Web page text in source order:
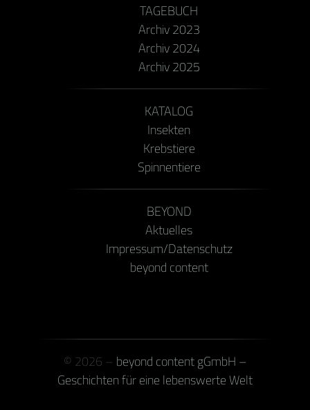
TAGEBUCH
Archiv 2023
Archiv 2024
Archiv 2025
KATALOG
Insekten
Krebstiere
Spinnentiere
BEYOND
Aktuelles
Impressum/Datenschutz
beyond content
© 2026 – beyond content gGmbH –
Geschichten für eine lebenswerte Welt